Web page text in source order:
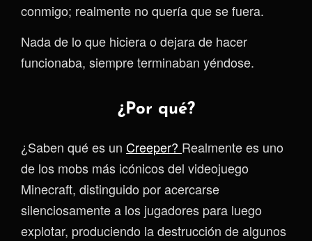
conmigo; realmente no quería que se fuera.
Nada de lo que hiciera o dejara de hacer
funcionaba, siempre terminaban yéndose.
¿Por qué?
¿Saben qué es un Creeper? Realmente es uno
de los mobs más icónicos del videojuego
Minecraft, distinguido por acercarse
silenciosamente a los jugadores para luego
explotar, produciendo la destrucción de algunos